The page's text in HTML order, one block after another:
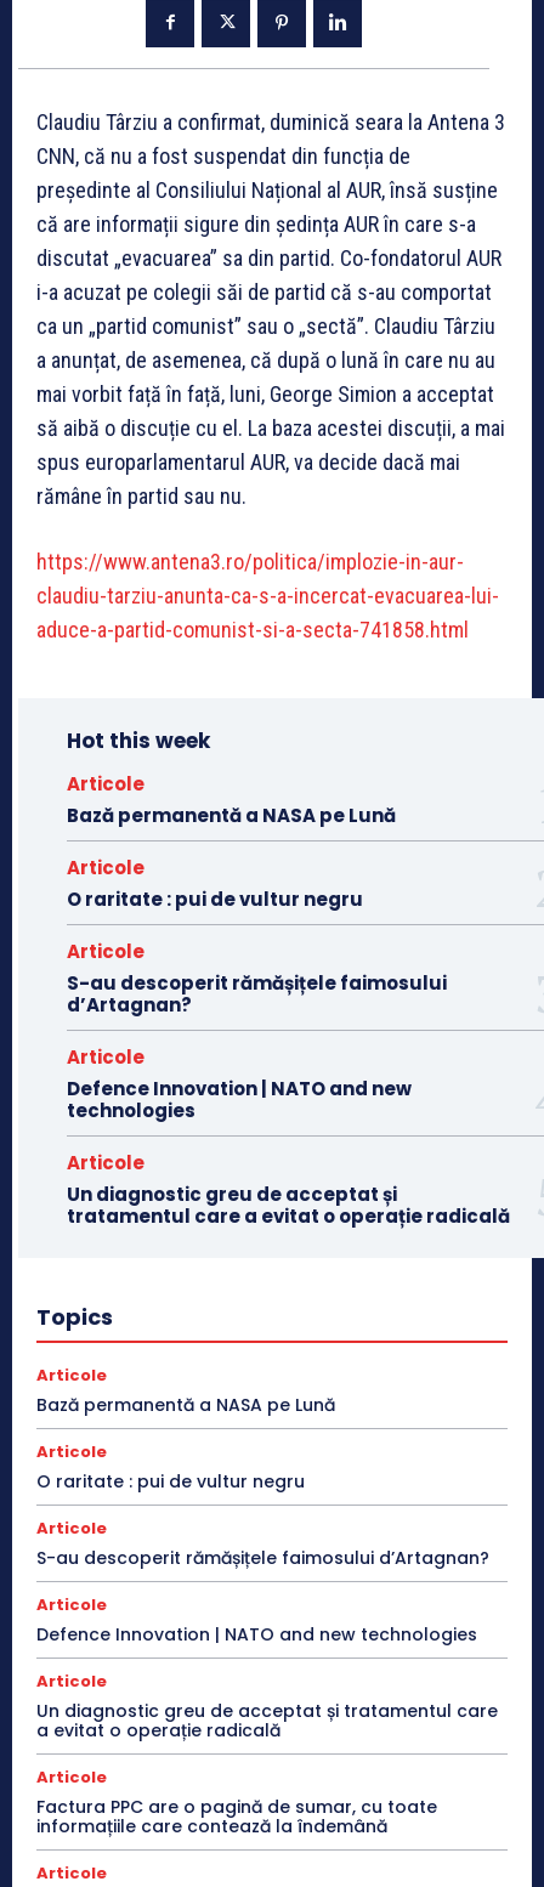
Claudiu Târziu a confirmat, duminică seara la Antena 3
CNN, că nu a fost suspendat din funcția de
președinte al Consiliului Național al AUR, însă susține
că are informații sigure din ședința AUR în care s-a
discutat „evacuarea” sa din partid. Co-fondatorul AUR
i-a acuzat pe colegii săi de partid că s-au comportat
ca un „partid comunist” sau o „sectă”. Claudiu Târziu
a anunțat, de asemenea, că după o lună în care nu au
mai vorbit față în față, luni, George Simion a acceptat
să aibă o discuție cu el. La baza acestei discuții, a mai
spus europarlamentarul AUR, va decide dacă mai
rămâne în partid sau nu.
https://www.antena3.ro/politica/implozie-in-aur-
claudiu-tarziu-anunta-ca-s-a-incercat-evacuarea-lui-
aduce-a-partid-comunist-si-a-secta-741858.html
Hot this week
Articole
Bază permanentă a NASA pe Lună
Articole
O raritate : pui de vultur negru
Articole
S-au descoperit rămășițele faimosului
d’Artagnan?
Articole
Defence Innovation | NATO and new
technologies
Articole
Un diagnostic greu de acceptat și
tratamentul care a evitat o operație radicală
Topics
Articole
Bază permanentă a NASA pe Lună
Articole
O raritate : pui de vultur negru
Articole
S-au descoperit rămășițele faimosului d’Artagnan?
Articole
Defence Innovation | NATO and new technologies
Articole
Un diagnostic greu de acceptat și tratamentul care
a evitat o operație radicală
Articole
Factura PPC are o pagină de sumar, cu toate
informațiile care contează la îndemână
Articole